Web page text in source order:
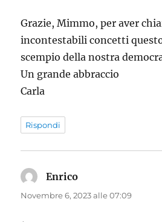
Grazie, Mimmo, per aver
incontestabili concetti
scempio della nostra
Un grande abbraccio
Carla
Rispondi
Enrico
detto:
Novembre 6, 2023 alle 07:09